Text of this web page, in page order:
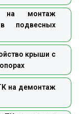
на монтаж
в подвесных
крыши с
на демонтаж